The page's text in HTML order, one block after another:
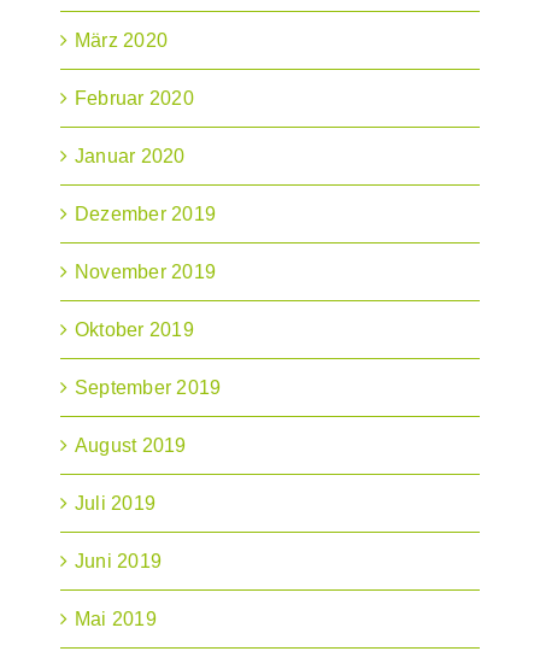
März 2020
Februar 2020
Januar 2020
Dezember 2019
November 2019
Oktober 2019
September 2019
August 2019
Juli 2019
Juni 2019
Mai 2019